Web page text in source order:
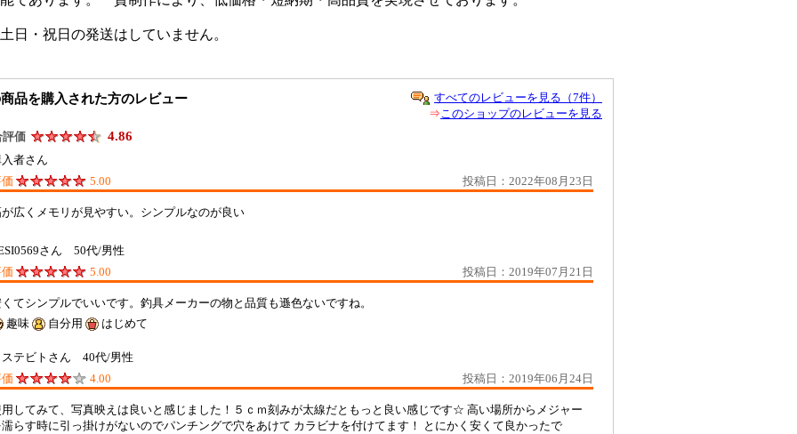
土日・祝日の発送はしていません。
品を購入された方のレビュー
すべてのレビューを見る（7件）
⇒このショップのレビューを見る
評価
4.86
入者さん
5.00 投稿日：2022年08月23日
広くメモリが見やすい。シンプルなのが良い
さん 50代/男性
5.00 投稿日：2019年07月21日
てシンプルでいいです。釣具メーカーの物と品質も遜色ないですね。
趣味
自分用 はじめて
ステビトさん 40代/男性
4.00 投稿日：2019年06月24日
してみて、写真映えは良いと感じました！５ｃｍ刻みが太線だともっと良い感じです☆ 高い場所からメジャー
らす時に引っ掛けがないのでパンチングで穴をあけて カラビナを付けてます！ とにかく安くて良かったで